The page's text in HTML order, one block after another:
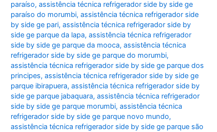
paraíso,assistência técnica refrigerador side by side ge
paraíso do morumbi,assistência técnica refrigerador side
by side ge pari,assistência técnica refrigerador side by
side ge parque da lapa,assistência técnica refrigerador
side by side ge parque da mooca,assistência técnica
refrigerador side by side ge parque do morumbi,
assistência técnica refrigerador side by side ge parque dos
principes,assistência técnica refrigerador side by side ge
parque ibirapuera,assistência técnica refrigerador side by
side ge parque jabaquara,assistência técnica refrigerador
side by side ge parque morumbi,assistência técnica
refrigerador side by side ge parque novo mundo,
assistência técnica refrigerador side by side ge parque são